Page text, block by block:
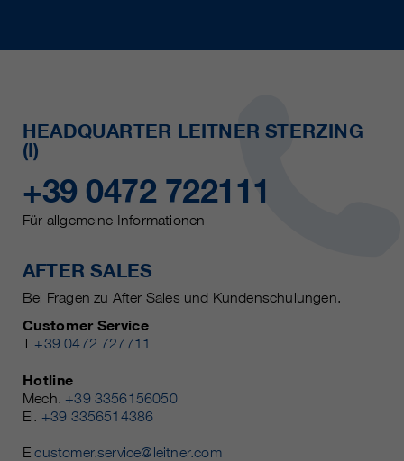
HEADQUARTER LEITNER STERZING
(I)
+39 0472 722111
Für allgemeine Informationen
AFTER SALES
Bei Fragen zu After Sales und Kundenschulungen.
Customer Service
T +39 0472 727711
Hotline
Mech. +39 3356156050
El. +39 3356514386
Ecustomer.service@leitner.com